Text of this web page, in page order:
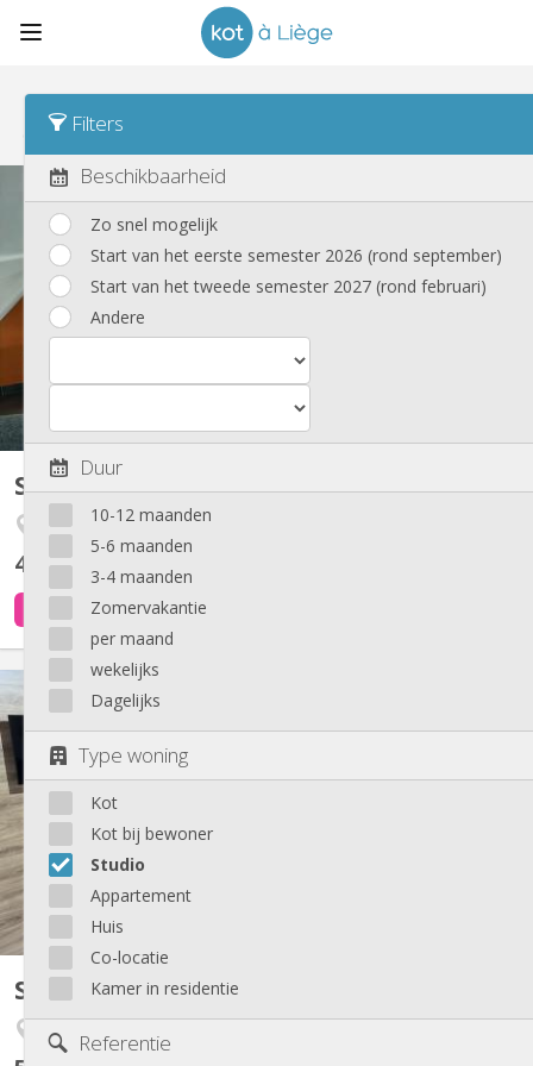
Filters
Beschikbaarheid
Zo snel mogelijk
Start van het eerste semester 2026 (rond september)
Start van het tweede semester 2027 (rond februari)
Andere
Duur
10-12 maanden
5-6 maanden
3-4 maanden
Zomervakantie
per maand
wekelijks
Dagelijks
Type woning
Kot
Kot bij bewoner
Studio
Appartement
Huis
Co-locatie
Kamer in residentie
Referentie
Sorteren
Studio's
Studio
30 m²
Theux
460 € exclusief kosten
4 dagen geleden
l'habitant) Libre à partir du 12 SEPTEMBRE 2026 ! - entrée
privative et indépendante de la maison. - 1er étage - place de
parking privée sous carport ; - situé dans un village calme.
Studio
40 m²
Herstal